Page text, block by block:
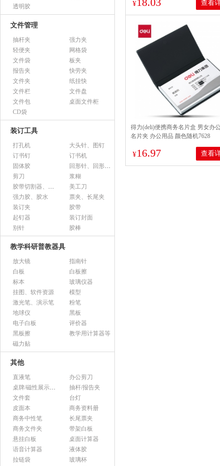
透明胶
文件管理
抽杆夹
强力夹
轻便夹
网格袋
文件袋
板夹
报告夹
快劳夹
文件夹
纸挂快
文件栏
文件盘
文件包
桌面文件柜
CD袋
装订工具
打孔机
大头针、图钉
订书钉
订书机
固体胶
回形针、回形针盒
剪刀
浆糊
胶带切割器、胶带座、封箱器
美工刀
强力胶、胶水
票夹、长尾夹
装订夹
胶带
起钉器
装订封面
别针
胶棒
教学科研普教器具
放大镜
指南针
白板
白板擦
标本
玻璃仪器
挂图、软件资源
模型
激光笔、演示笔
粉笔
地球仪
黑板
电子白板
评价器
黑板擦
教学用计算器等
磁力贴
其他
直液笔
办公剪刀
桌牌/磁性展示帖/证件框
抽杆/报告夹
文件套
台灯
皮面本
商务资料册
商务中性笔
长尾票夹
商务文件夹
带架白板
悬挂白板
桌面计算器
语音计算器
液体胶
拉链袋
玻璃杯
¥ 查看
得力(deli)便携商务名片盒 男女办
名片夹 办公用品 颜色随机7628
¥16.97 查看